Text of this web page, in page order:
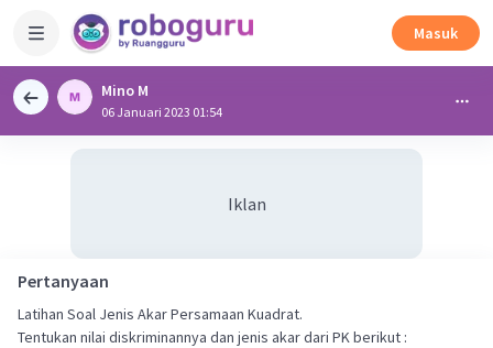
Masuk
Mino M
06 Januari 2023 01:54
Iklan
Pertanyaan
Latihan Soal Jenis Akar Persamaan Kuadrat.
Tentukan nilai diskriminannya dan jenis akar dari PK berikut :